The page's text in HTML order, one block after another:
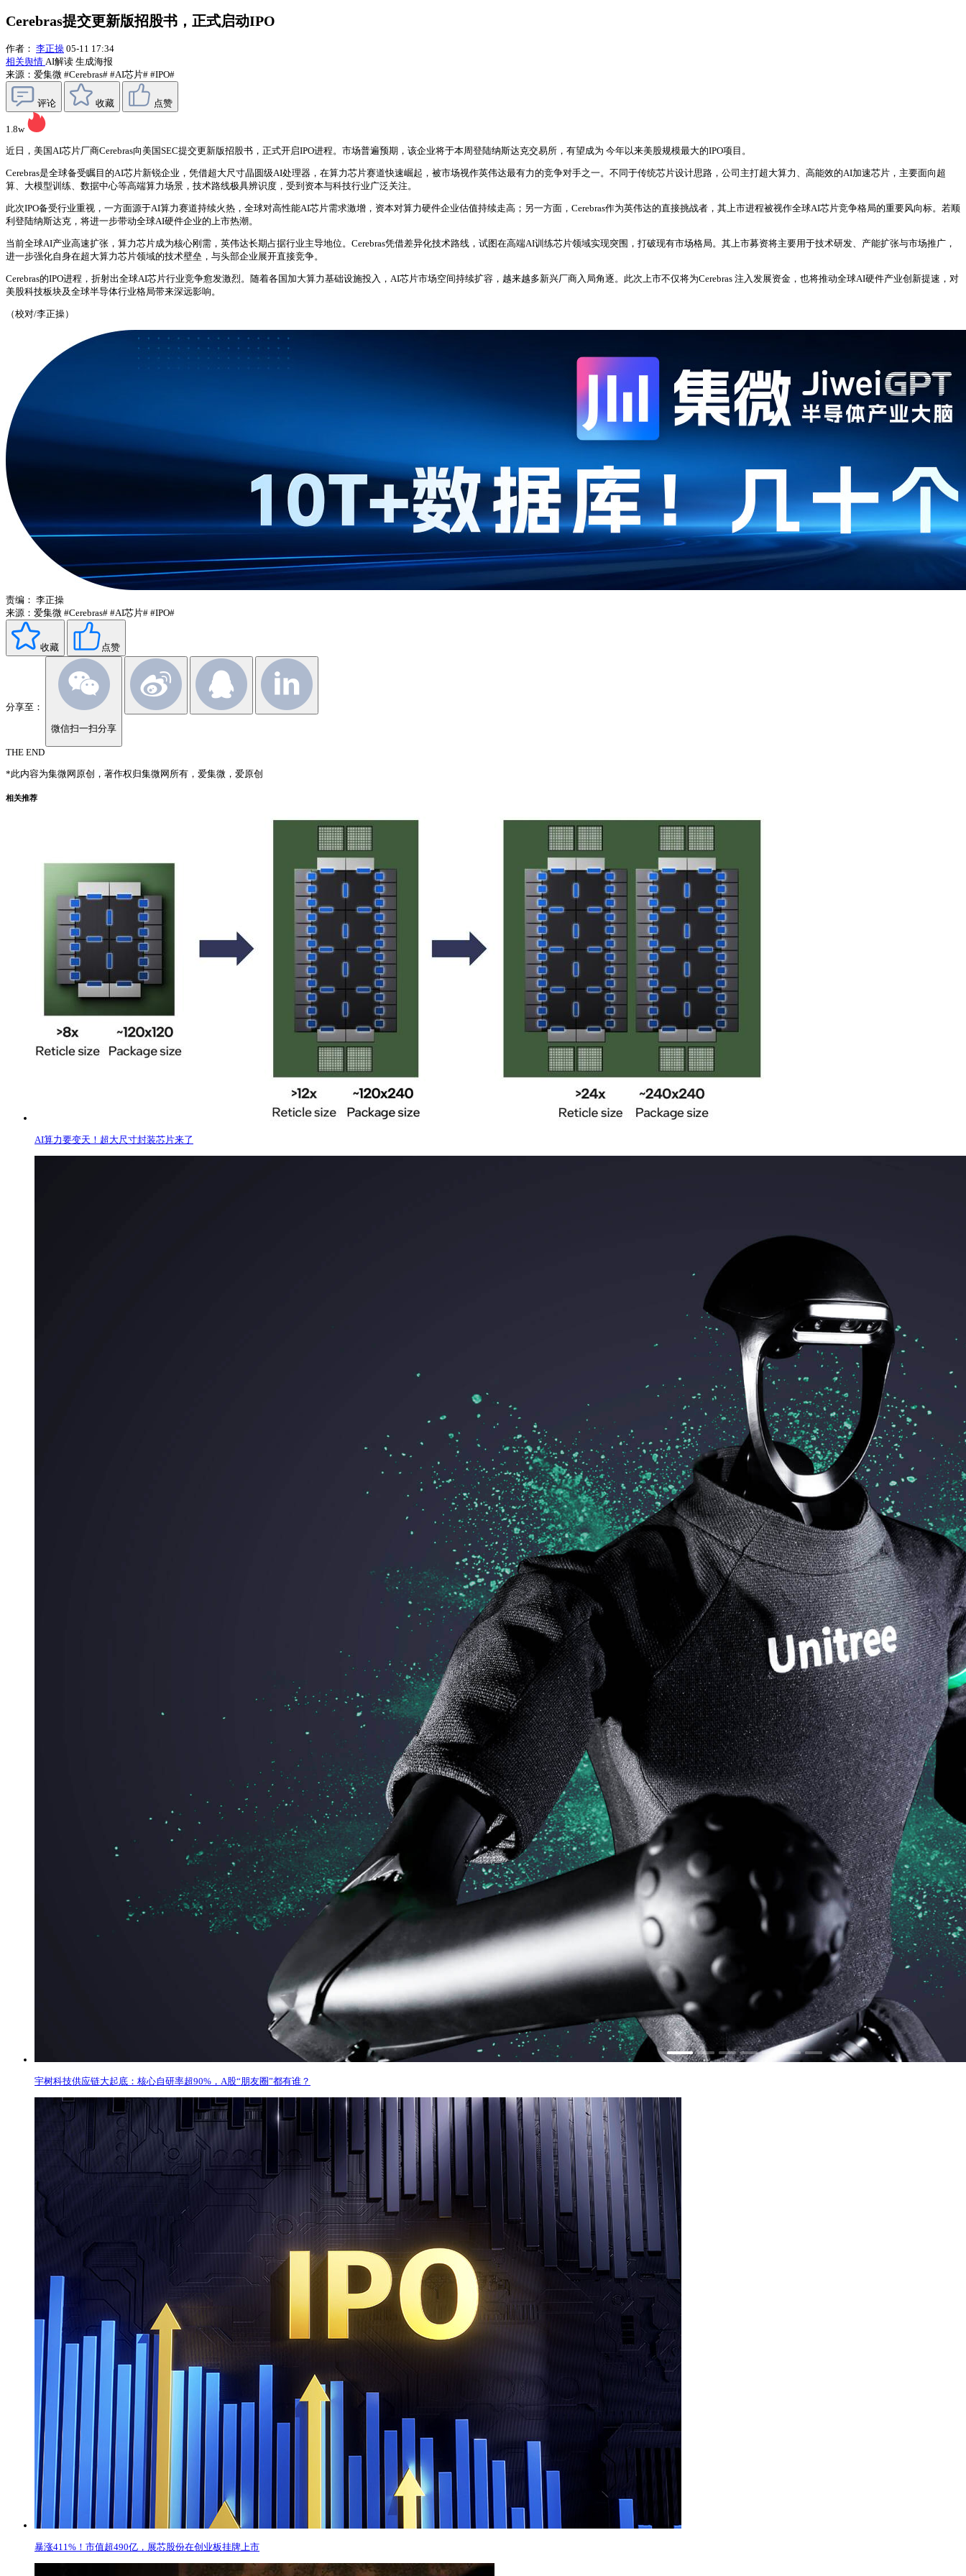
Cerebras提交更新版招股书，正式启动IPO
作者： 李正操 05-11 17:34
相关舆情 AI解读 生成海报
来源：爱集微 #Cerebras# #AI芯片# #IPO#
评论 收藏 点赞
1.8w
近日，美国AI芯片厂商Cerebras向美国SEC提交更新版招股书，正式开启IPO进程。市场普遍预期，该企业将于本周登陆纳斯达克交易所，有望成为 今年以来美股规模最大的IPO项目。
Cerebras是全球备受瞩目的AI芯片新锐企业，凭借超大尺寸晶圆级AI处理器，在算力芯片赛道快速崛起，被市场视作英伟达最有力的竞争对手之一。不同于传统芯片设计思路，公司主打超大算力、高能效的AI加速芯片，主要面向超
算、大模型训练、数据中心等高端算力场景，技术路线极具辨识度，受到资本与科技行业广泛关注。
此次IPO备受行业重视，一方面源于AI算力赛道持续火热，全球对高性能AI芯片需求激增，资本对算力硬件企业估值持续走高；另一方面，Cerebras作为英伟达的直接挑战者，其上市进程被视作全球AI芯片竞争格局的重要风向标。若顺
利登陆纳斯达克，将进一步带动全球AI硬件企业的上市热潮。
当前全球AI产业高速扩张，算力芯片成为核心刚需，英伟达长期占据行业主导地位。Cerebras凭借差异化技术路线，试图在高端AI训练芯片领域实现突围，打破现有市场格局。其上市募资将主要用于技术研发、产能扩张与市场推广，
进一步强化自身在超大算力芯片领域的技术壁垒，与头部企业展开直接竞争。
Cerebras的IPO进程，折射出全球AI芯片行业竞争愈发激烈。随着各国加大算力基础设施投入，AI芯片市场空间持续扩容，越来越多新兴厂商入局角逐。此次上市不仅将为Cerebras 注入发展资金，也将推动全球AI硬件产业创新提速，对
美股科技板块及全球半导体行业格局带来深远影响。
（校对/李正操）
责编： 李正操
来源：爱集微 #Cerebras# #AI芯片# #IPO#
收藏 点赞
分享至：
微信扫一扫分享
THE END
*此内容为集微网原创，著作权归集微网所有，爱集微，爱原创
相关推荐
AI算力要变天！超大尺寸封装芯片来了
宇树科技供应链大起底：核心自研率超90%，A股“朋友圈”都有谁？
暴涨411%！市值超490亿，展芯股份在创业板挂牌上市